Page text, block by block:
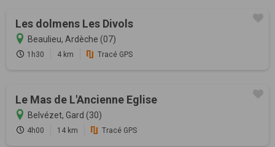
Les dolmens Les Divols
Beaulieu, Ardèche (07)
1h30 4 km Tracé GPS
Le Mas de L'Ancienne Eglise
Belvézet, Gard (30)
4h00 14 km Tracé GPS